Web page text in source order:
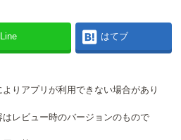
Line はてブ
りアプリが利用できない場合があり
レビュー時のバージョンのもので